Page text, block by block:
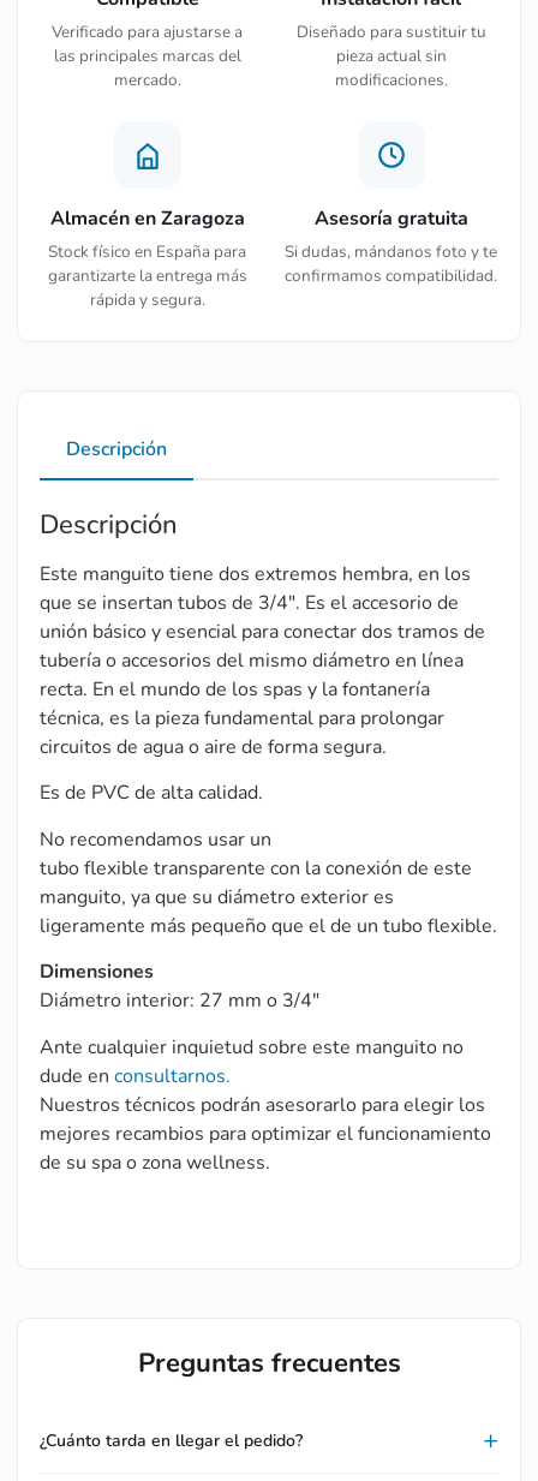
Verificado para ajustarse a
las principales marcas del
mercado.
Diseñado para sustituir tu
pieza actual sin
modificaciones.
Almacén en Zaragoza
Stock físico en España para
garantizarte la entrega más
rápida y segura.
Asesoría gratuita
Si dudas, mándanos foto y te
confirmamos compatibilidad.
Descripción
Descripción
Este manguito tiene dos extremos hembra, en los
que se insertan tubos de 3/4″. Es el accesorio de
unión básico y esencial para conectar dos tramos de
tubería o accesorios del mismo diámetro en línea
recta. En el mundo de los spas y la fontanería
técnica, es la pieza fundamental para prolongar
circuitos de agua o aire de forma segura.
Es de PVC de alta calidad.
No recomendamos usar un
tubo flexible transparente con la conexión de este
manguito, ya que su diámetro exterior es
ligeramente más pequeño que el de un tubo flexible.
Dimensiones
Diámetro interior: 27 mm o 3/4″
Ante cualquier inquietud sobre este manguito no
dude en consultarnos.
Nuestros técnicos podrán asesorarlo para elegir los
mejores recambios para optimizar el funcionamiento
de su spa o zona wellness.
Preguntas frecuentes
¿Cuánto tarda en llegar el pedido?